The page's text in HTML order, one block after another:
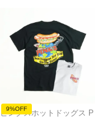
9%OFF
ピンクスホットドッグス P